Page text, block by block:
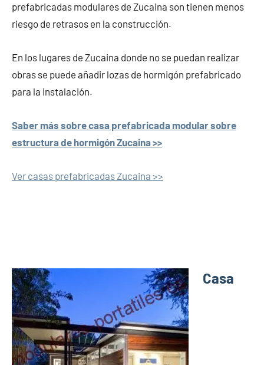
prefabricadas modulares de Zucaina son tienen menos
riesgo de retrasos en la construcción.
En los lugares de Zucaina donde no se puedan realizar
obras se puede añadir lozas de hormigón prefabricado
para la instalación.
Saber más sobre casa prefabricada modular sobre
estructura de hormigón Zucaina >>
Ver casas prefabricadas Zucaina >>
Casa